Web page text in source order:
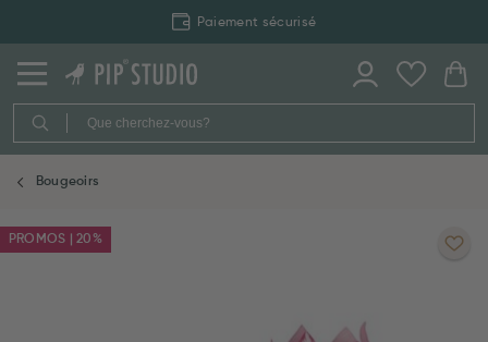
Paiement sécurisé
Bougeoirs
PROMOS | 20%